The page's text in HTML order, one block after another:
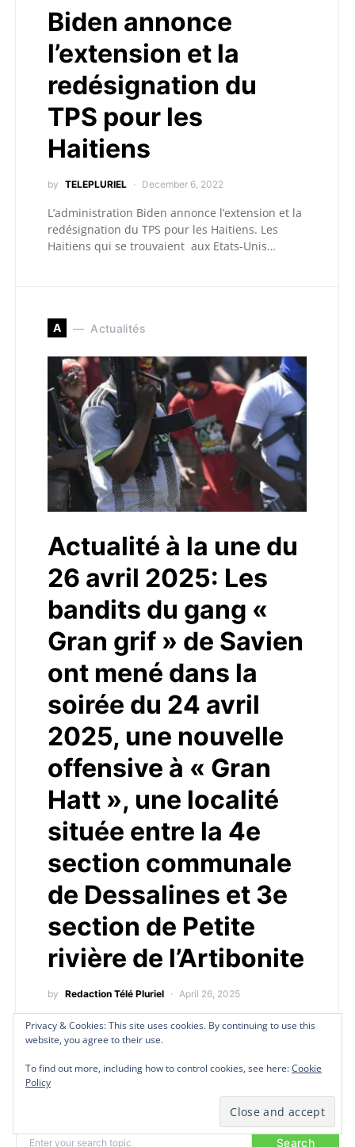
Biden annonce
l’extension et la
redésignation du
TPS pour les
Haitiens
by TELEPLURIEL December 6, 2022
L’administration Biden annonce l’extension et la
redésignation du TPS pour les Haitiens. Les
Haitiens qui se trouvaient aux Etats-Unis…
A Actualités
Actualité à la une du
26 avril 2025: Les
bandits du gang «
Gran grif » de Savien
ont mené dans la
soirée du 24 avril
2025, une nouvelle
offensive à « Gran
Hatt », une localité
située entre la 4e
section communale
de Dessalines et 3e
section de Petite
rivière de l’Artibonite
by Redaction Télé Pluriel April 26, 2025
Actualité à la une du 26 avril 2025 Les bandits
du gang « Gran grif » de Savien…
Search
Privacy & Cookies: This site uses cookies. By continuing to use this
website, you agree to their use.
To find out more, including how to control cookies, see here:Cookie
Policy
Privacy & Cookies: This site uses cookies. By continuing to use this
website, you agree to their use.
To find out more, including how to control cookies, see here:Cookie
Policy
Privacy & Cookies: This site uses cookies. By continuing to use this
website, you agree to their use.
To find out more, including how to control cookies, see here:Cookie
Policy